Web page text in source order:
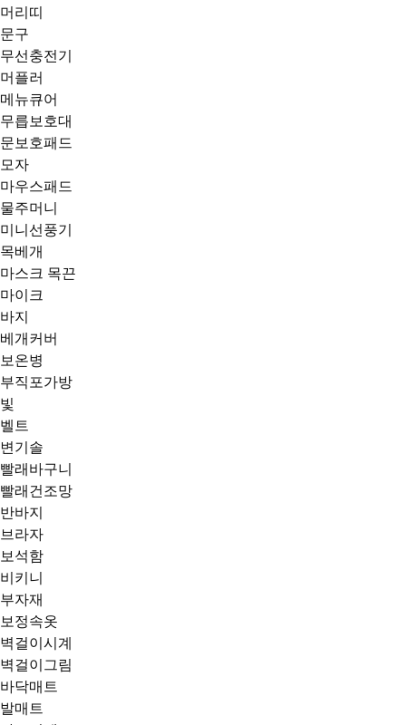
머리띠
문구
무선충전기
머플러
메뉴큐어
무릅보호대
문보호패드
모자
마우스패드
물주머니
미니선풍기
목베개
마스크 목끈
마이크
바지
베개커버
보온병
부직포가방
빛
벨트
변기솔
빨래바구니
빨래건조망
반바지
브라자
보석함
비키니
부자재
보정속옷
벽걸이시계
벽걸이그림
바닥매트
발매트